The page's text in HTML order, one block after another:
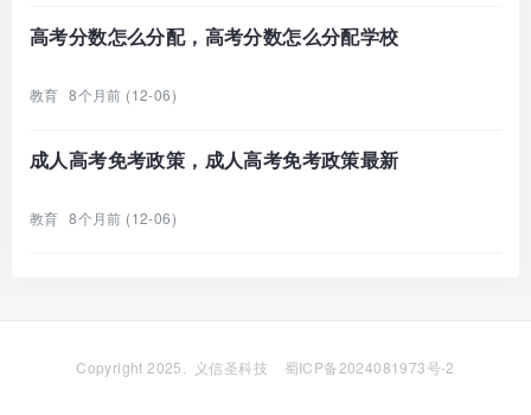
高考分数怎么分配，高考分数怎么分配学校
教育 8个月前 (12-06)
成人高考免考政策，成人高考免考政策最新
教育 8个月前 (12-06)
Copyright 2025. 义信圣科技 蜀ICP备2024081973号-2